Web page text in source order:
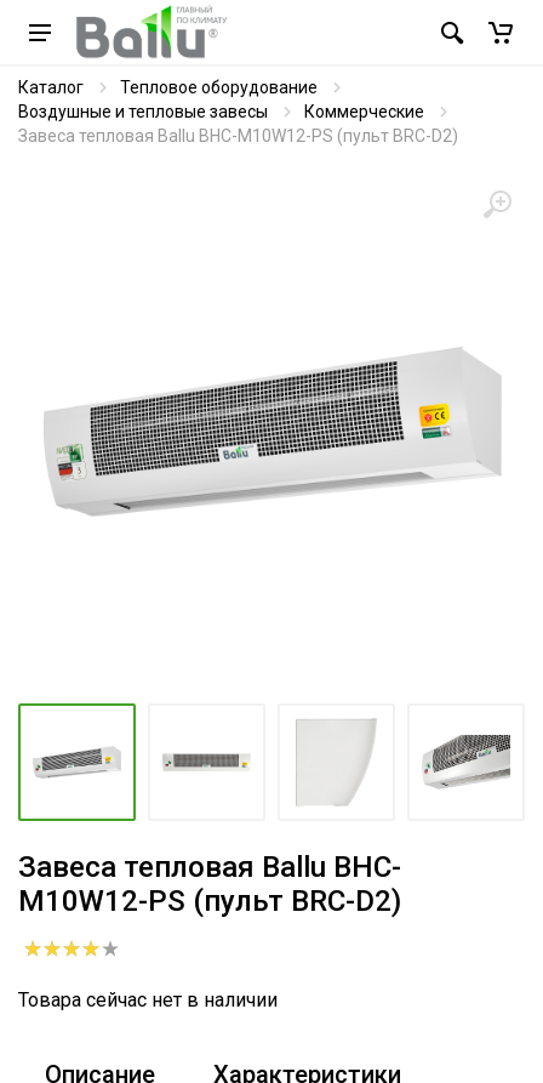
Каталог
Тепловое оборудование
Воздушные и тепловые завесы
Коммерческие
Завеса тепловая Ballu BHC-M10W12-PS (пульт BRC-D2)
Завеса тепловая Ballu BHC-
M10W12-PS (пульт BRC-D2)
Товара сейчас нет в наличии
Описание Характеристики